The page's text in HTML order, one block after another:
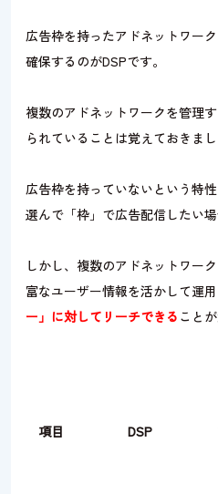
広告枠を持ったアドネットワー
確保するのがDSPです。
複数のアドネットワークを管理
られていることは覚えておきまし
広告枠を持っていないという特
選んで「枠」で広告配信したい
しかし、複数のアドネットワー
富なユーザー情報を活かして運用
ー」に対してリーチできる こと
項目 DSP